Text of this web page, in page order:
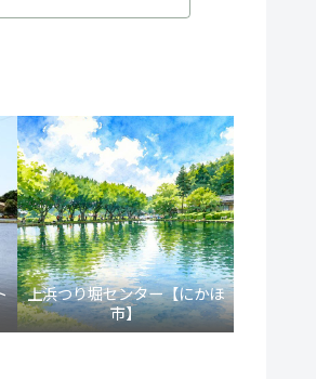
上浜つり堀センター【にかほ
市】